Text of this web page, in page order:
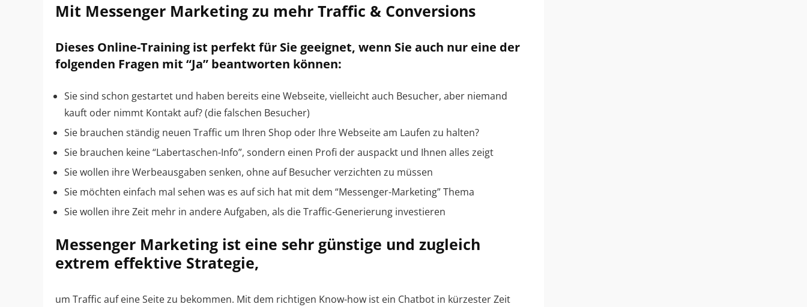
Mit Messenger Marketing zu mehr Traffic & Conversions
Dieses Online-Training ist perfekt für Sie geeignet, wenn Sie auch nur eine der
folgenden Fragen mit “Ja” beantworten können:
Sie sind schon gestartet und haben bereits eine Webseite, vielleicht auch Besucher, aber niemand
kauft oder nimmt Kontakt auf? (die falschen Besucher)
Sie brauchen ständig neuen Traffic um Ihren Shop oder Ihre Webseite am Laufen zu halten?
Sie brauchen keine “Labertaschen-Info”, sondern einen Profi der auspackt und Ihnen alles zeigt
Sie wollen ihre Werbeausgaben senken, ohne auf Besucher verzichten zu müssen
Sie möchten einfach mal sehen was es auf sich hat mit dem “Messenger-Marketing” Thema
Sie wollen ihre Zeit mehr in andere Aufgaben, als die Traffic-Generierung investieren
Messenger Marketing ist eine sehr günstige und zugleich
extrem effektive Strategie,
um Traffic auf eine Seite zu bekommen. Mit dem richtigen Know-how ist ein Chatbot in kürzester Zeit